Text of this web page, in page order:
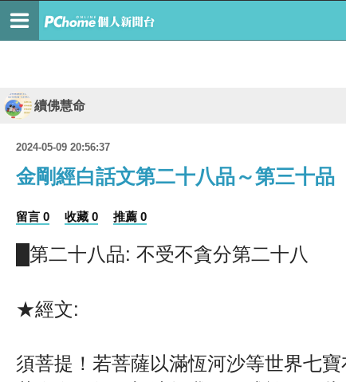
續佛慧命
2024-05-09 20:56:37
金剛經白話文第二十八品～第三十品
留言 0 收藏 0 推薦 0
█第二十八品: 不受不貪分第二十八
★經文:
須菩提！若菩薩以滿恆河沙等世界七寶